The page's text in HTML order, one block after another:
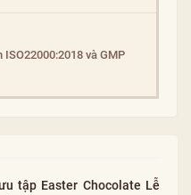
và GMP
tập Easter Chocolate Lễ